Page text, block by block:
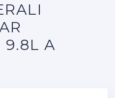
9.8L A